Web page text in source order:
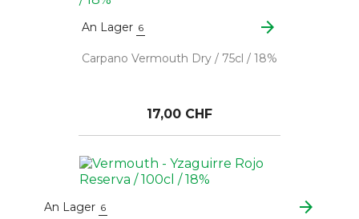
An Lager 6 arrow_forward
Carpano Vermouth Dry / 75cl / 18%
17,00 CHF
An Lager 6 arrow_forward